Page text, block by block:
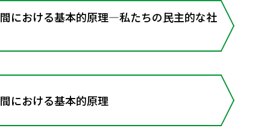
における基本的原理―私たちの民主的な社
における基本的原理